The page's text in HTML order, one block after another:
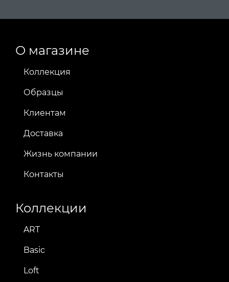
О магазине
Коллекция
Образцы
Клиентам
Доставка
Жизнь компании
Контакты
Коллекции
ART
Basic
Loft